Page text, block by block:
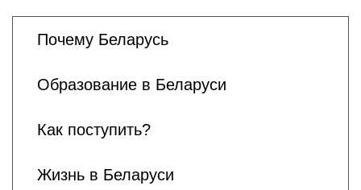
Почему Беларусь
Образование в Беларуси
Как поступить?
Жизнь в Беларуси